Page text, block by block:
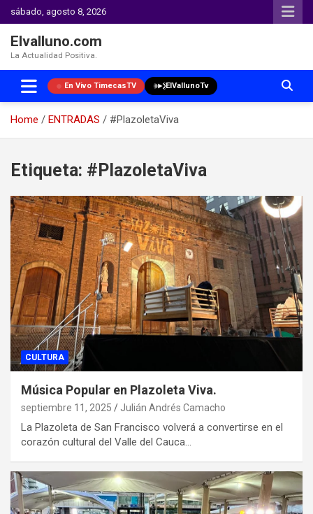
sábado, agosto 8, 2026
Elvalluno.com
La Actualidad Positiva.
En Vivo TimecasTV ElVallunoTv
Home ENTRADAS
#PlazoletaViva
content
Etiqueta: #PlazoletaViva
CULTURA
Música Popular en Plazoleta Viva.
septiembre 11, 2025 Julián Andrés Camacho
La Plazoleta de San Francisco volverá a convertirse en el
corazón cultural del Valle del Cauca…